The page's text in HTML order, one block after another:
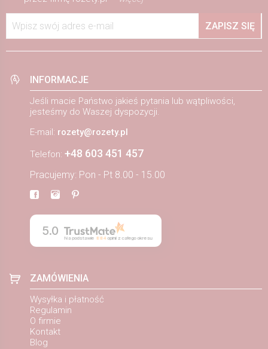
Wpisz swój adres e-mail ZAPISZ SIĘ
INFORMACJE
Jeśli macie Państwo jakieś pytania lub wątpliwości,
jesteśmy do Waszej dyspozycji.
E-mail: rozety@rozety.pl
Telefon: +48 603 451 457
Pracujemy: Pon - Pt 8.00 - 15.00
5.0
Na podstawie 884opinii z całego okresu
ZAMÓWIENIA
Wysyłka i płatność
Regulamin
O firmie
Kontakt
Blog